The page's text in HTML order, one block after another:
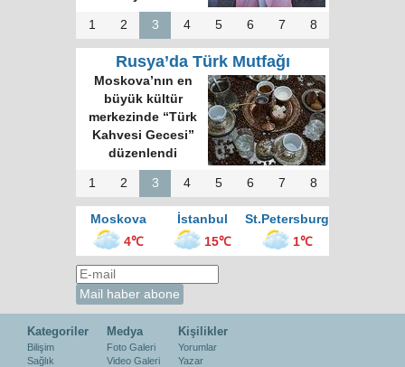
1 2 3 4 5 6 7 8
Rusya’da Türk Mutfağı
Rus gazete:
Kokoreç İstanbul
sokak mutfağının
kralı
1 2 3 4 5 6 7 8
Moskova İstanbul
St.Petersburg
4℃
15℃ 1℃
Kategoriler
Bilişim
Sağlık
Medya
Foto Galeri
Video Galeri
Kişilikler
Yorumlar
Yazar